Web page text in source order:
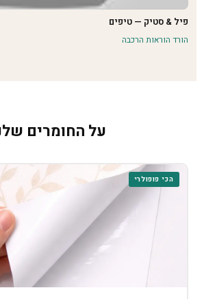
פיל & סטיק — טיפים
הורד הוראות הרכבה
על החומרים
הכי פופולרי